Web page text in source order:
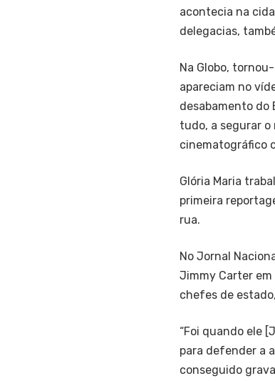
acontecia na
delegacias,
Na Globo,
apareciam no
desabamento do
tudo, a segurar o
cinematográfico
Glória Maria
primeira
rua.
No Jornal
Jimmy Carter
chefes de
“Foi quando ele
para defender a
conseguido